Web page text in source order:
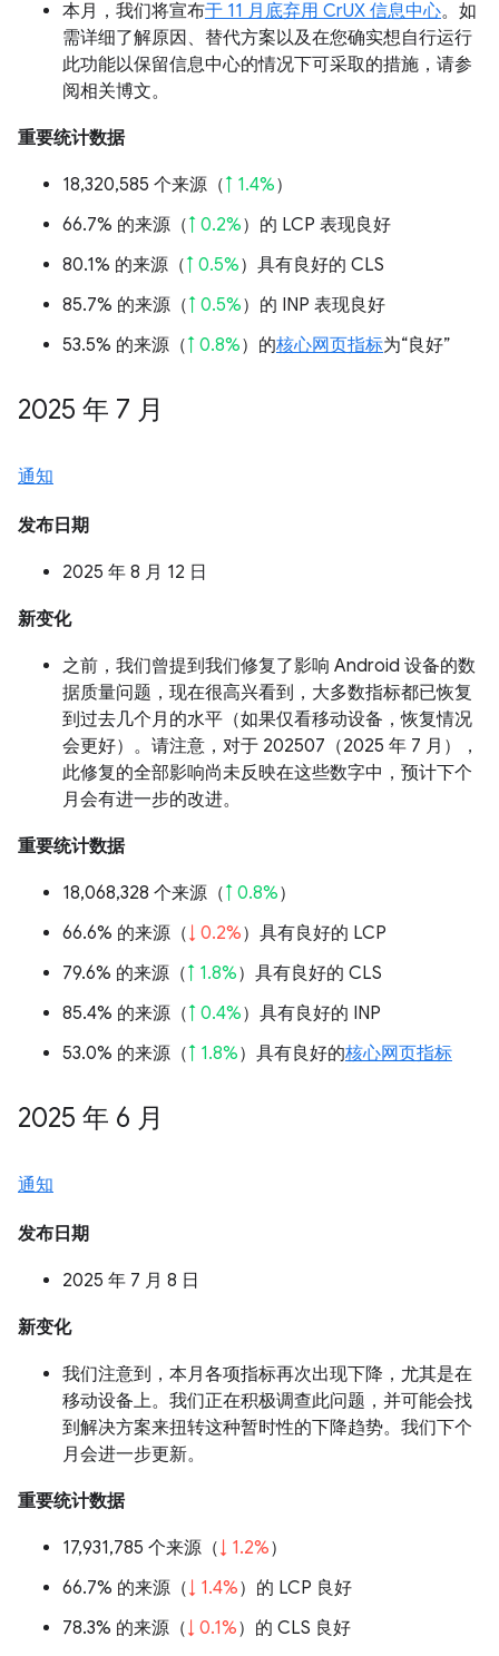
本月，我们将宣布于 11 月底弃用 CrUX 信息中心。如
需详细了解原因、替代方案以及在您确实想自行运行
此功能以保留信息中心的情况下可采取的措施，请参
阅相关博文。
重要统计数据
18,320,585 个来源（↑ 1.4%）
66.7% 的来源（↑ 0.2%）的 LCP 表现良好
80.1% 的来源（↑ 0.5%）具有良好的 CLS
85.7% 的来源（↑ 0.5%）的 INP 表现良好
53.5% 的来源（↑ 0.8%）的核心网页指标为“良好”
2025 年 7 月
通知
发布日期
2025 年 8 月 12 日
新变化
之前，我们曾提到我们修复了影响 Android 设备的数
据质量问题，现在很高兴看到，大多数指标都已恢复
到过去几个月的水平（如果仅看移动设备，恢复情况
会更好）。请注意，对于 202507（2025 年 7 月），
此修复的全部影响尚未反映在这些数字中，预计下个
月会有进一步的改进。
重要统计数据
18,068,328 个来源（↑ 0.8%）
66.6% 的来源（↓ 0.2%）具有良好的 LCP
79.6% 的来源（↑ 1.8%）具有良好的 CLS
85.4% 的来源（↑ 0.4%）具有良好的 INP
53.0% 的来源（↑ 1.8%）具有良好的核心网页指标
2025 年 6 月
通知
发布日期
2025 年 7 月 8 日
新变化
我们注意到，本月各项指标再次出现下降，尤其是在
移动设备上。我们正在积极调查此问题，并可能会找
到解决方案来扭转这种暂时性的下降趋势。我们下个
月会进一步更新。
重要统计数据
17,931,785 个来源（↓ 1.2%）
66.7% 的来源（↓ 1.4%）的 LCP 良好
78.3% 的来源（↓ 0.1%）的 CLS 良好